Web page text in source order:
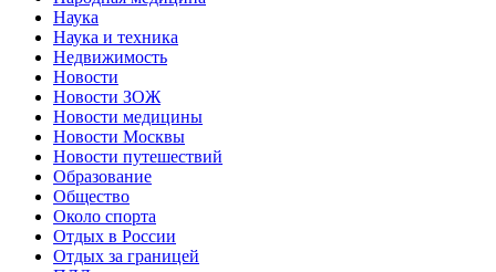
Наука
Наука и техника
Недвижимость
Новости
Новости ЗОЖ
Новости медицины
Новости Москвы
Новости путешествий
Образование
Общество
Около спорта
Отдых в России
Отдых за границей